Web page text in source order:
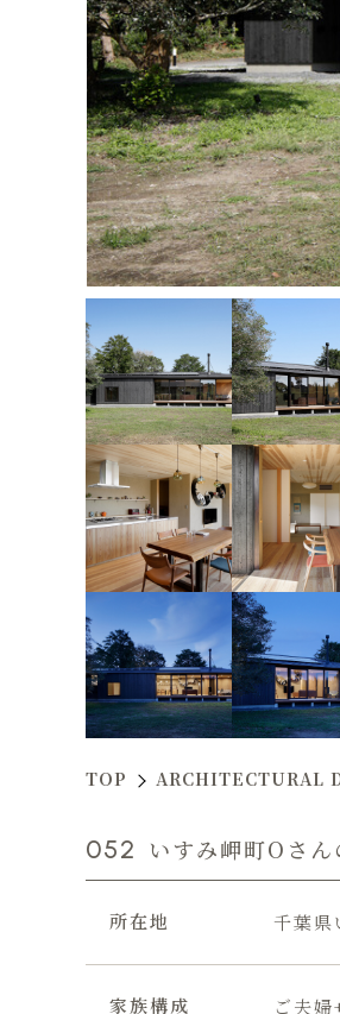
TOP ARCHITECTURAL
052 いすみ岬町Oさん
所在地 千葉県
家族構成 ご夫